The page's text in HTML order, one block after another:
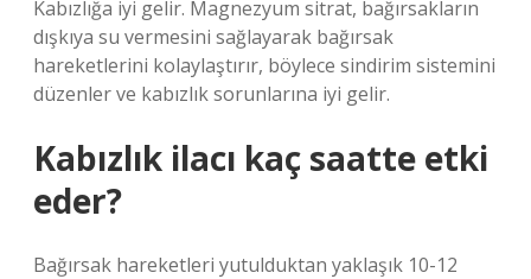
Kabızlığa iyi gelir. Magnezyum sitrat, bağırsakların
dışkıya su vermesini sağlayarak bağırsak
hareketlerini kolaylaştırır, böylece sindirim sistemini
düzenler ve kabızlık sorunlarına iyi gelir.
Kabızlık ilacı kaç saatte etki
eder?
Bağırsak hareketleri yutulduktan yaklaşık 10-12